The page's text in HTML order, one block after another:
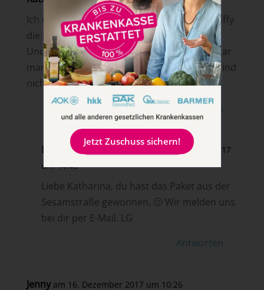
Ich mochte auch am liebsten Samson und Tiffy
die haben immer so schön erzählt.
Und wenn Graf Zahl kam, dann habe ich sogar
manchmal weg geschaltet, das war mir als Kind
nicht immer geheuer 😉
Antworten
Lena von breifreibaby
am 19. Dezember 2017
um 14:48
Liebe Katharina, du hast das Paket aus der
Sesamstraße gewonnen. 🙂 Wir melden uns
bei dir per E-Mail. LG
Antworten
Jenny am 16. Dezember 2017 um 10:26
Jetzt Zuschuss sichern!